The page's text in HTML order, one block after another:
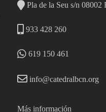
Pla de la Seu s/n 08002
933 428 260
619 150 461
info@catedralbcn.org
Más información